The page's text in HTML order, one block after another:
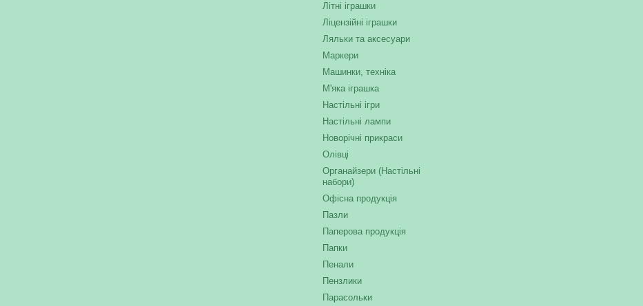
Літні іграшки
Ліцензійні іграшки
Ляльки та аксесуари
Маркери
Машинки, техніка
М'яка іграшка
Настільні ігри
Настільні лампи
Новорічні прикраси
Олівці
Органайзери (Настільні
набори)
Офісна продукція
Пазли
Паперова продукція
Папки
Пенали
Пензлики
Парасольки